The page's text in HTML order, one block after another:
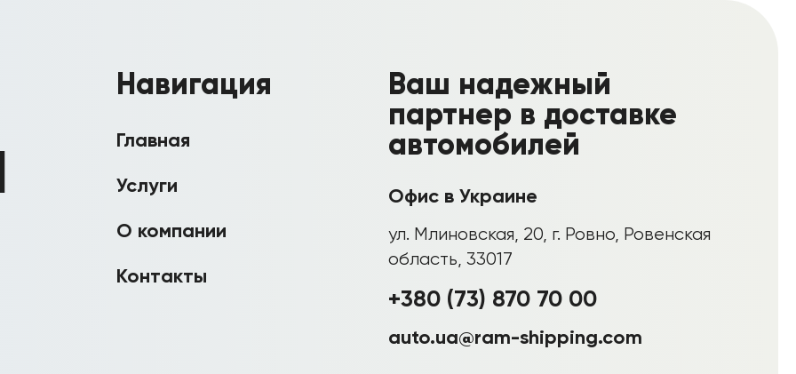
Навигация
Главная
Услуги
О компании
Контакты
Ваш надежный
партнер в доставке
автомобилей
Офис в Украине
ул. Млиновская, 20, г. Ровно, Ровенская
область, 33017
+380 (73) 870 70 00
auto.ua@ram-shipping.com